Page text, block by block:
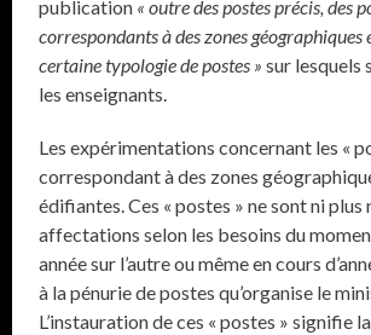
publication « outre des postes précis, des
correspondants à des zones géographiques
certaine typologie de postes »sur lesquels
les enseignants.
Les expérimentations concernant les «
correspondant à des zones
édifiantes. Ces « postes » ne sont ni plus
affectations selon les besoins du
année sur l’autre ou même en cours
à la pénurie de postes qu’organise le
L’instauration de ces « postes » signifie